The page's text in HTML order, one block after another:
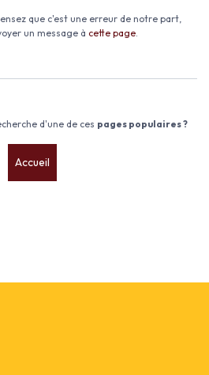
que c'est une erreur de notre part,
un message à cette page.
d'une de ces pages populaires ?
Accueil